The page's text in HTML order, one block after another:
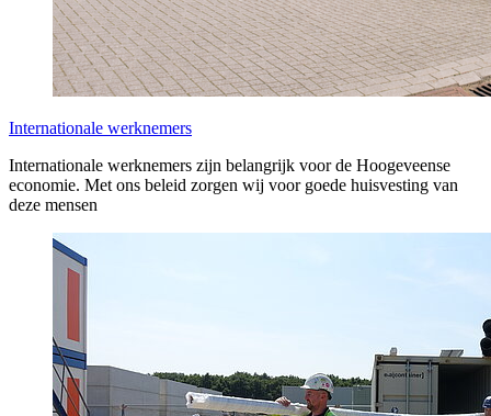
Internationale werknemers
Internationale werknemers zijn belangrijk voor de Hoogeveense
economie. Met ons beleid zorgen wij voor goede huisvesting van
deze mensen